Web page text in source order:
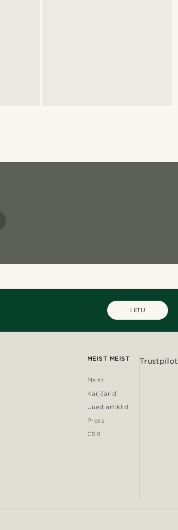
LIITU
MEIST MEIST
Meist
Karjäärid
Uued artiklid
Press
CSR
Trustpilot